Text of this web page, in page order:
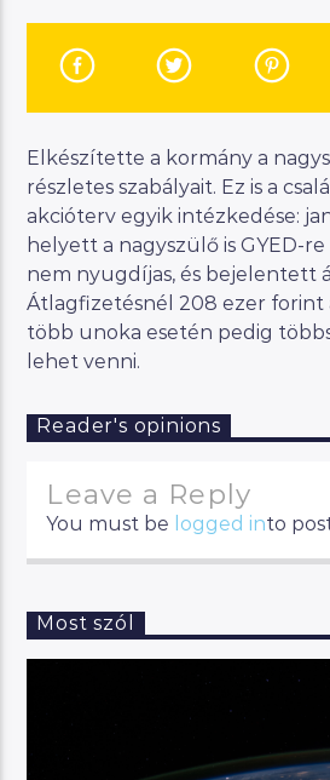
Manna FM
Elkészítette a kormány a
részletes szabályait. Ez is a
akcióterv egyik intézkedése:
helyett a nagyszülő is GYED-
nem nyugdíjas, és bejelentett
Átlagfizetésnél 208 ezer forint
több unoka esetén pedig
lehet venni.
Reader's opinions
Leave a Reply
You must be logged into
Most szól